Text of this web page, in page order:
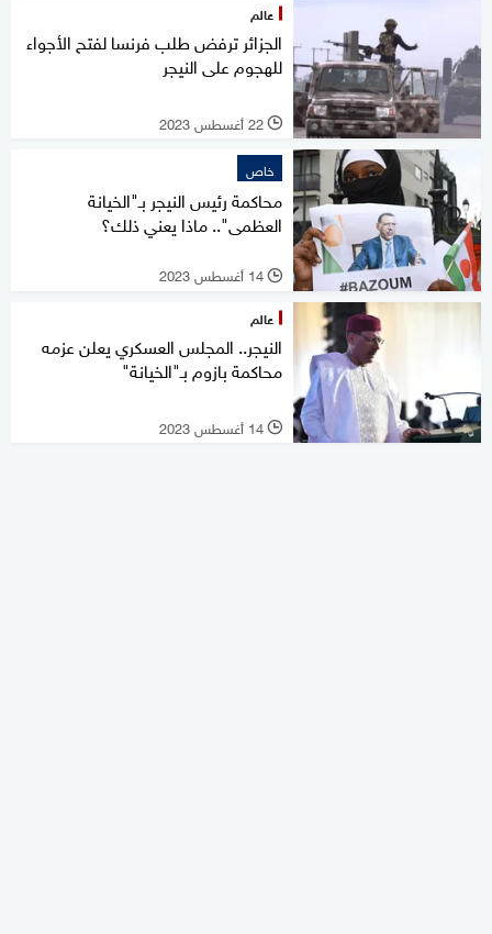
عالم
الجزائر ترفض طلب فرنسا لفتح الأجواء
للهجوم على النيجر
l 22 أغسطس 2023
خاص
محاكمة رئيس النيجر بـ"الخيانة
العظمى".. ماذا يعني ذلك؟
l 14 أغسطس 2023
عالم
النيجر.. المجلس العسكري يعلن عزمه
محاكمة بازوم بـ"الخيانة"
l 14 أغسطس 2023